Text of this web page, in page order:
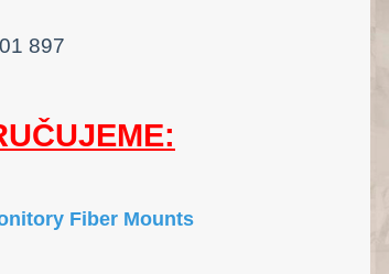
897
Fiber Mounts